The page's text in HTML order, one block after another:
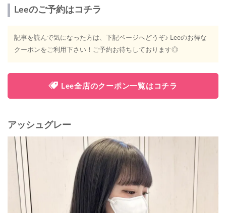
Leeのご予約はコチラ
記事を読んで気になった方は、下記ページへどうぞ♪ Leeのお得な
クーポンをご利用下さい！ご予約お待ちしております◎
Lee全店のクーポン一覧はコチラ
アッシュグレー